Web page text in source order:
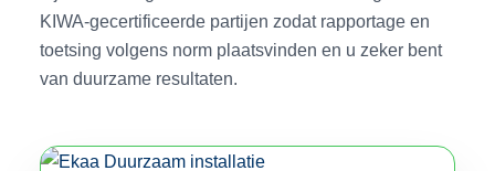
KIWA-gecertificeerde partijen zodat rapportage en
toetsing volgens norm plaatsvinden en u zeker bent
van duurzame resultaten.